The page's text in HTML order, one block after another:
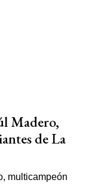
Madero,
de La